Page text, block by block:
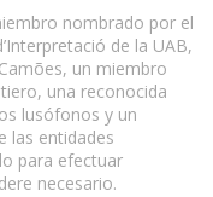
nombrado por el
de la UAB,
un miembro
una reconocida
lusófonos y un
las entidades
para efectuar
necesario.